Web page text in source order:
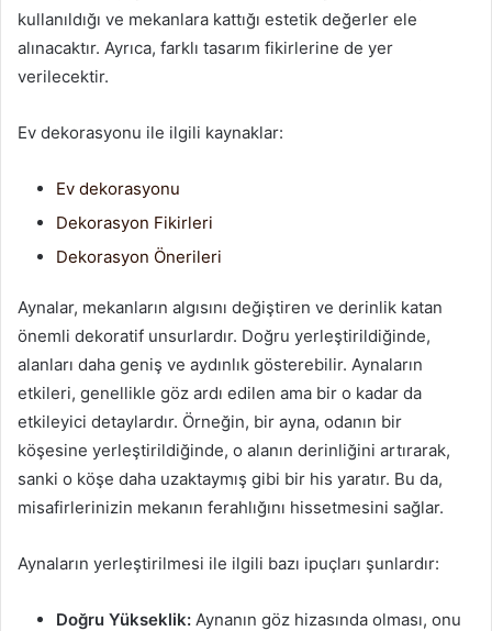
kullanıldığı ve mekanlara kattığı estetik değerler ele
alınacaktır. Ayrıca, farklı tasarım fikirlerine de yer
verilecektir.
Ev dekorasyonu ile ilgili kaynaklar:
Ev dekorasyonu
Dekorasyon Fikirleri
Dekorasyon Önerileri
Aynalar, mekanların algısını değiştiren ve derinlik katan
önemli dekoratif unsurlardır. Doğru yerleştirildiğinde,
alanları daha geniş ve aydınlık gösterebilir. Aynaların
etkileri, genellikle göz ardı edilen ama bir o kadar da
etkileyici detaylardır. Örneğin, bir ayna, odanın bir
köşesine yerleştirildiğinde, o alanın derinliğini artırarak,
sanki o köşe daha uzaktaymış gibi bir his yaratır. Bu da,
misafirlerinizin mekanın ferahlığını hissetmesini sağlar.
Aynaların yerleştirilmesi ile ilgili bazı ipuçları şunlardır:
Doğru Yükseklik: Aynanın göz hizasında olması, onu